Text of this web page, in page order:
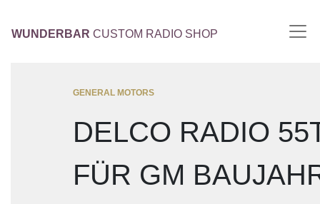
WUNDERBAR CUSTOM RADIO SHOP
GENERAL MOTORS
DELCO RADIO
FÜR GM